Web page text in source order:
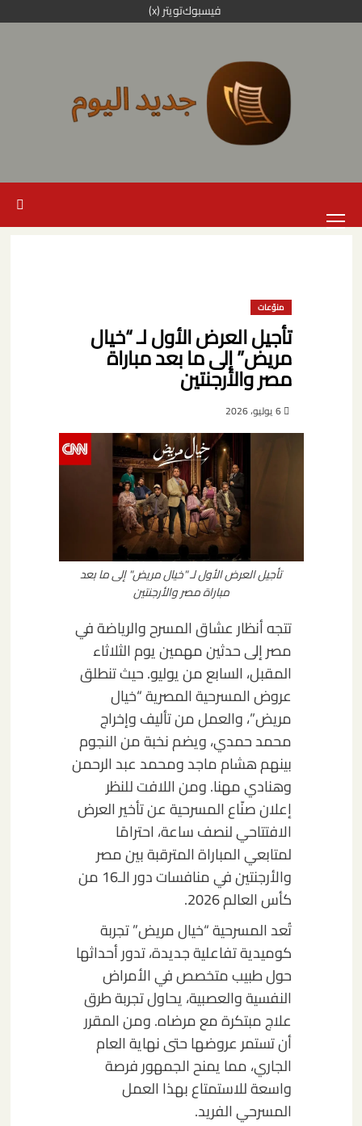
إلى
فيسبوكتويتر (x)
الرئيسية
منوّعات
تأجيل العرض الأول لـ “خيال
مريض” إلى ما بعد مباراة
مصر والأرجنتين
6 يوليو، 2026
تأجيل العرض الأول لـ "خيال مريض" إلى ما بعد
مباراة مصر والأرجنتين
تتجه أنظار عشاق المسرح والرياضة في
مصر إلى حدثين مهمين يوم الثلاثاء
المقبل، السابع من يوليو. حيث تنطلق
عروض المسرحية المصرية “خيال
مريض”، والعمل من تأليف وإخراج
محمد حمدي، ويضم نخبة من النجوم
بينهم هشام ماجد ومحمد عبد الرحمن
وهنادي مهنا. ومن اللافت للنظر
إعلان صنّاع المسرحية عن تأخير العرض
الافتتاحي لنصف ساعة، احترامًا
لمتابعي المباراة المترقبة بين مصر
والأرجنتين في منافسات دور الـ16 من
كأس العالم 2026.
تُعد المسرحية “خيال مريض” تجربة
كوميدية تفاعلية جديدة، تدور أحداثها
حول طبيب متخصص في الأمراض
النفسية والعصبية، يحاول تجربة طرق
علاج مبتكرة مع مرضاه. ومن المقرر
أن تستمر عروضها حتى نهاية العام
الجاري، مما يمنح الجمهور فرصة
واسعة للاستمتاع بهذا العمل
المسرحي الفريد.